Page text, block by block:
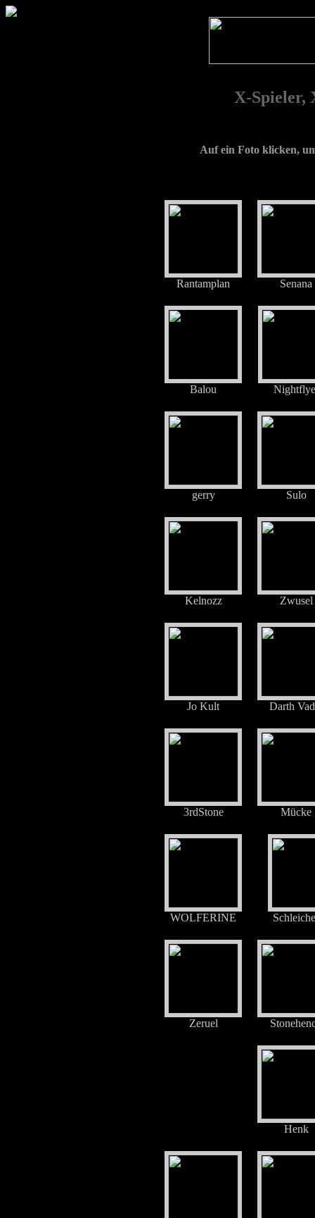
X-Spieler,
Auf ein Foto klicken,
Rantamplan Senana
Balou
gerry Sulo
Kelnozz Zwusel
Jo Kult Darth
3rdStone Mücke
WOLFERINE
Zeruel
Henk